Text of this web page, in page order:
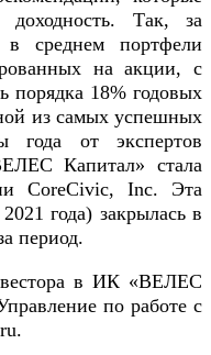
Так, за
в среднем портфели
на акции, с
порядка 18% годовых
из самых успешных
года от экспертов
Капитал» стала
CoreCivic, Inc. Эта
года) закрылась в
период.
в ИК «ВЕЛЕС
по работе с